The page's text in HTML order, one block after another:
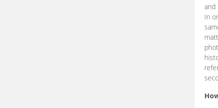
and
In